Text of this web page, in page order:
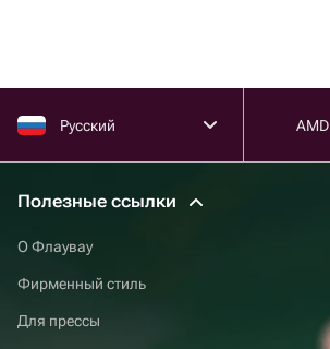
Русский AMD
Полезные ссылки
О Флаувау
Фирменный стиль
Для прессы